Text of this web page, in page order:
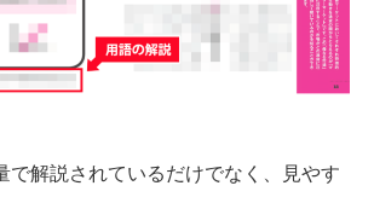
で解説されているだけでなく、見やす